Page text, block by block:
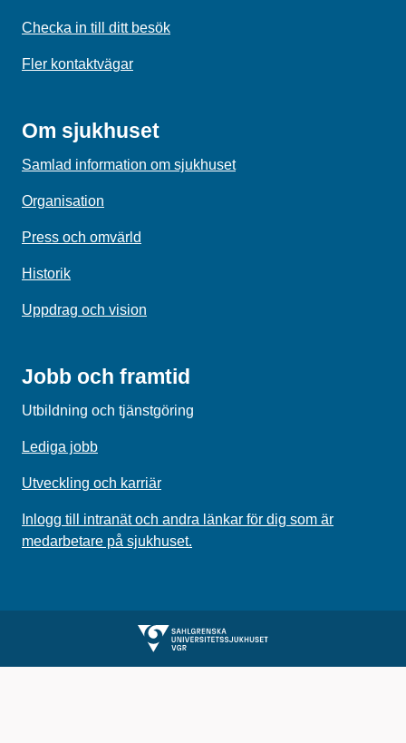
Checka in till ditt besök
Fler kontaktvägar
Om sjukhuset
Samlad information om sjukhuset
Organisation
Press och omvärld
Historik
Uppdrag och vision
Jobb och framtid
Utbildning och tjänstgöring
Lediga jobb
Utveckling och karriär
Inlogg till intranät och andra länkar för dig som är
medarbetare på sjukhuset.